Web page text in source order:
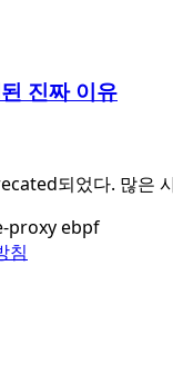
진짜 이유
되었다. 많은
proxyebpf
침